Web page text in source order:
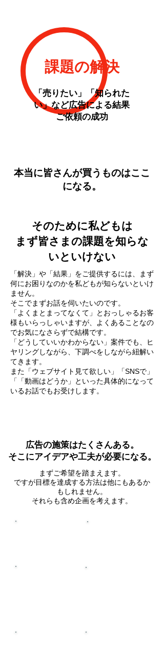
課題の解決
「売りたい」「知られた
い」など広告による結果
​ご依頼の成功
​本当に皆さんが買うものはここ
になる。
そのために私どもは
まず皆さまの課題を知らな
いといけない
​「解決」や「結果」をご提供するには、まず
何にお困りなのかを私どもが知らないといけ
ません。
​そこでまずお話を伺いたいのです。
​​「よくまとまってなくて」とおっしゃるお客
様もいらっしゃいますが、よくあることなの
でお気になさらずで結構です。
「どうしていいかわからない」案件でも、ヒ
ヤリングしながら、下調べをしながら紐解い
てきます。
また「ウェブサイト見て欲しい」「SNSで」
「「動画はどうか」といった具体的になって
いるお話でもお受けします。
広告の施策はたくさんある。
そこにアイデアや工夫が必要になる。
まずご希望を踏まえます。​
ですが目標を達成する方法は他にもあるか
もしれません。
​それらも含め企画を考えます。